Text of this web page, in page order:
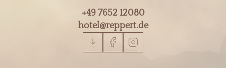
+49 7652 12080
hotel@reppert.de